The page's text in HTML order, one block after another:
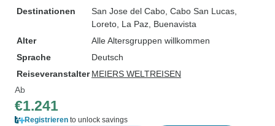
Destinationen
San Jose del Cabo , Cabo San Lucas
Loreto , La Paz , Buenavista
Alter
Alle Altersgruppen willkommen
Sprache
Deutsch
Reiseveranstalter MEIERS WELTREISEN
Ab
€1.241
Registrieren to unlock savings